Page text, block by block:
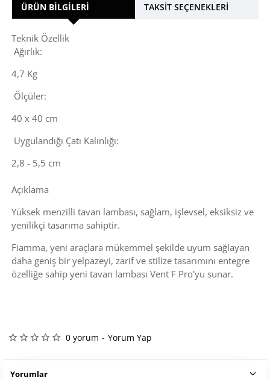
0 yorum - Yorum Yap
ÜRÜN BILGILERI TAKSIT SEÇENEKLERI
Teknik Özellik
Ağırlık:
4,7 Kg
Ölçüler:
40 x 40 cm
Uygulandığı Çatı Kalınlığı:
2,8 - 5,5 cm
Açıklama
Yüksek menzilli tavan lambası, sağlam, işlevsel, eksiksiz ve
yenilikçi tasarıma sahiptir.
Fiamma, yeni araçlara mükemmel şekilde uyum sağlayan
daha geniş bir yelpazeyi, zarif ve stilize tasarımını entegre
özelliğe sahip yeni tavan lambası Vent F Pro'yu sunar.
Yorumlar